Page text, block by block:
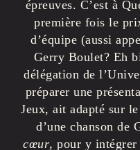
épreuves. C’est à
première fois le
d’équipe (aussi
Gerry Boulet? Eh
délégation de
préparer une
Jeux, ait adapté sur
d’une chanson de
cœur, pour y intégrer